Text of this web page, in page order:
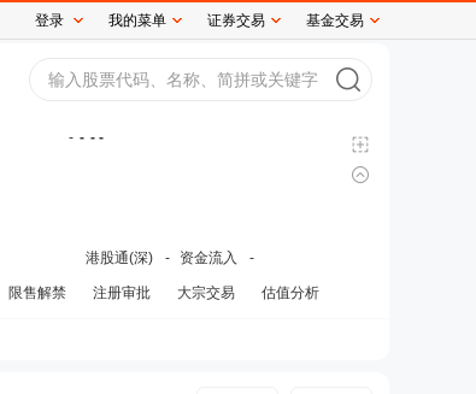
- - - -
港股通(深) - 资金流入 -
限售解禁 注册审批 大宗交易 估值分析
登录 我的菜单 证券交易 基金交易